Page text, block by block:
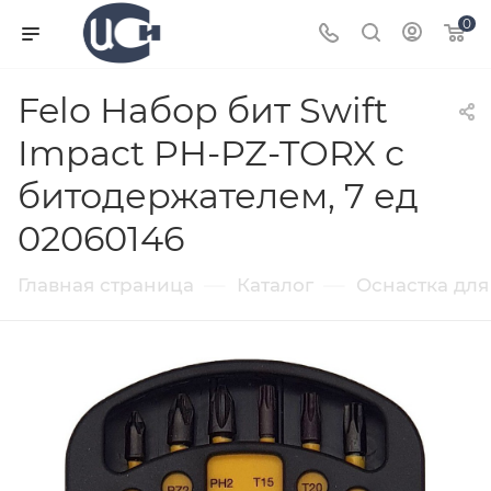
0
Felo Набор бит Swift
Impact PH-PZ-TORX с
битодержателем, 7 ед
02060146
Главная страница Каталог Оснастка